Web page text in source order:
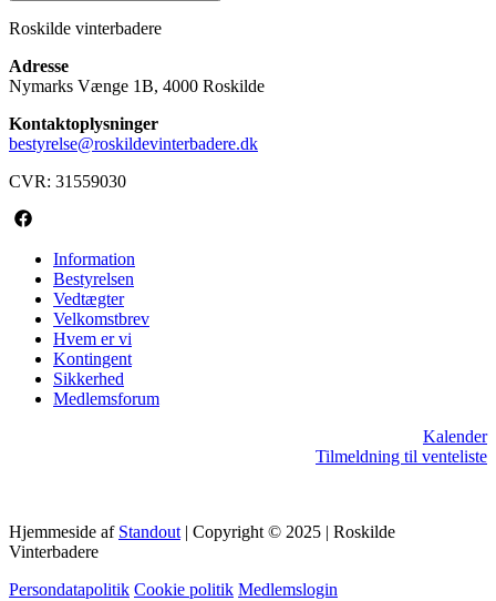
Roskilde vinterbadere
Adresse
Nymarks Vænge 1B, 4000 Roskilde
Kontaktoplysninger
bestyrelse@roskildevinterbadere.dk
CVR: 31559030
Information
Bestyrelsen
Vedtægter
Velkomstbrev
Hvem er vi
Kontingent
Sikkerhed
Medlemsforum
Kalender
Tilmeldning til venteliste
Hjemmeside af Standout | Copyright © 2025 | Roskilde
Vinterbadere
Persondatapolitik Cookie politik Medlemslogin